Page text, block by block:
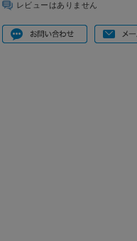
レビューはありません